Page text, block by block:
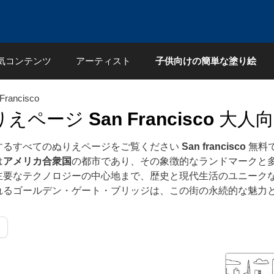
コンテンツ アーティスト 子供向けの簡単な塗り絵
えページ San Francisco大人
すべてのぬりえページをご覧ください San francisco無料
アメリカ合衆国の都市であり、その象徴的なランドマークと
なテクノロジーの中心地まで、歴史と現代生活のユニーク
ゴールデン・ゲート・ブリッジは、この街の永続的な魅力